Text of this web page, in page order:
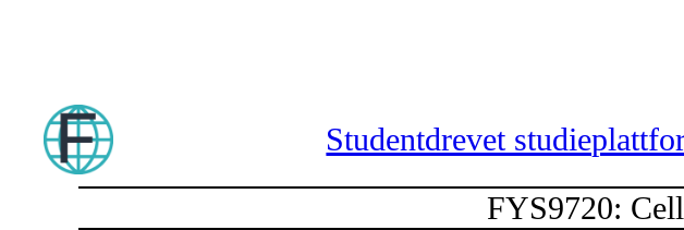
Studentdrevet
FYS9720: